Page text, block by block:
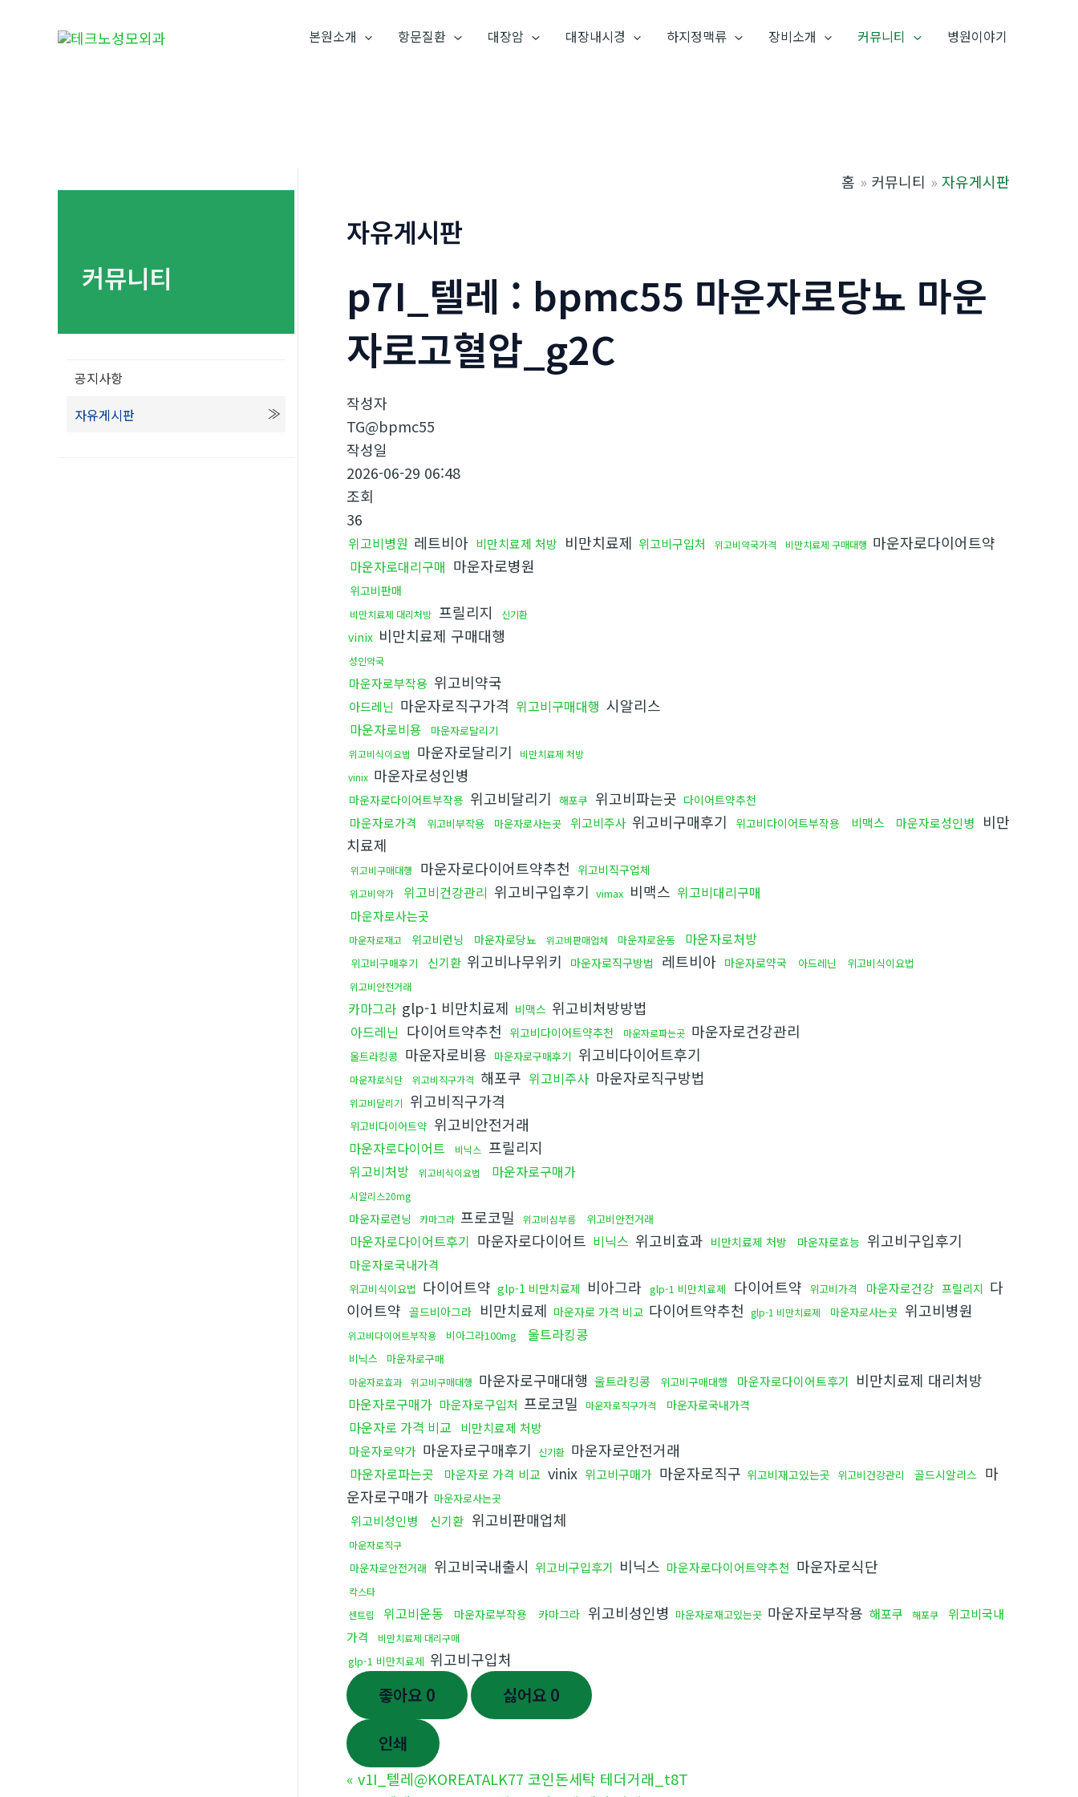
본원소개 항문질환 대장암 대장내시경 하지정맥류 장비소개 커뮤니티 병원이야기
커뮤니티
공지사항
자유게시판
홈 커뮤니티 자유게시판
자유게시판
p7I_텔레 : bpmc55 마운자로당뇨 마운
자로고혈압_g2C
작성자
TG@bpmc55
작성일
2026-06-29 06:48
조회
36
위고비병원 레트비아 비만치료제 처방 비만치료제 위고비구입처 위고비약국가격 비만치료제 구매대행 마운자로다이어트약
마운자로대리구매 마운자로병원
위고비판매
비만치료제 대리처방 프릴리지 신기환
vinix 비만치료제 구매대행
성인약국
마운자로부작용 위고비약국
아드레닌 마운자로직구가격 위고비구매대행 시알리스
마운자로비용 마운자로달리기
위고비식이요법 마운자로달리기
비만치료제 처방
vinix 마운자로성인병
마운자로다이어트부작용 위고비달리기 해포쿠 위고비파는곳 다이어트약추천
마운자로가격 위고비부작용 마운자로사는곳 위고비주사 위고비구매후기 위고비다이어트부작용 비맥스 마운자로성인병
비만
치료제
위고비구매대행 마운자로다이어트약추천 위고비직구업체
위고비약가 위고비건강관리 위고비구입후기 vimax 비맥스 위고비대리구매
마운자로사는곳
마운자로재고 위고비런닝 마운자로당뇨 위고비판매업체 마운자로운동 마운자로처방
위고비구매후기 신기환 위고비나무위키 마운자로직구방법 레트비아 마운자로약국 아드레닌 위고비식이요법
위고비안전거래
카마그라 glp-1 비만치료제 비맥스 위고비처방방법
아드레닌 다이어트약추천 위고비다이어트약추천 마운자로파는곳 마운자로건강관리
울트라킹콩 마운자로비용 마운자로구매후기 위고비다이어트후기
마운자로식단 위고비직구가격 해포쿠 위고비주사 마운자로직구방법
위고비달리기 위고비직구가격
위고비다이어트약 위고비안전거래
마운자로다이어트 비닉스 프릴리지
위고비처방 위고비식이요법 마운자로구매가
시알리스20mg
마운자로런닝 카마그라 프로코밀 위고비심부름 위고비안전거래
마운자로다이어트후기 마운자로다이어트 비닉스 위고비효과 비만치료제 처방 마운자로효능 위고비구입후기
마운자로국내가격
위고비식이요법 다이어트약 glp-1 비만치료제 비아그라 glp-1 비만치료제 다이어트약 위고비가격 마운자로건강 프릴리지 다
이어트약 골드비아그라 비만치료제 마운자로 가격 비교 다이어트약추천 glp-1 비만치료제 마운자로사는곳 위고비병원
위고비다이어트부작용 비아그라100mg 울트라킹콩
비닉스 마운자로구매
마운자로효과 위고비구매대행 마운자로구매대행 울트라킹콩 위고비구매대행 마운자로다이어트후기 비만치료제 대리처방
마운자로구매가 마운자로구입처 프로코밀 마운자로직구가격 마운자로국내가격
마운자로 가격 비교
비만치료제 처방
마운자로약가 마운자로구매후기 신기환 마운자로안전거래
마운자로파는곳 마운자로 가격 비교 vinix 위고비구매가 마운자로직구 위고비재고있는곳 위고비건강관리 골드시알리스 마
운자로구매가 마운자로사는곳
위고비성인병 신기환 위고비판매업체
마운자로직구
마운자로안전거래 위고비국내출시 위고비구입후기 비닉스 마운자로다이어트약추천 마운자로식단
칵스타
센트립
위고비운동 마운자로부작용 카마그라 위고비성인병 마운자로재고있는곳 마운자로부작용 해포쿠 해포쿠
위고비국내
가격
비만치료제 대리구매
glp-1 비만치료제 위고비구입처
좋아요 0 싫어요 0
인쇄
« v1I_텔레@KOREATALK77 코인돈세탁 테더거래_t8T